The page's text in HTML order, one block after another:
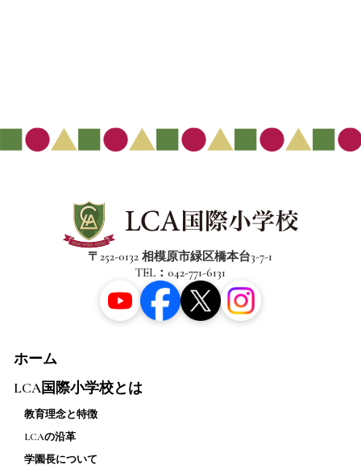
〒252-0132 相模原市緑区橋本台3-7-1
TEL：042-771-6131
ホーム
LCA国際小学校とは
教育理念と特徴
LCAの沿革
学園長について